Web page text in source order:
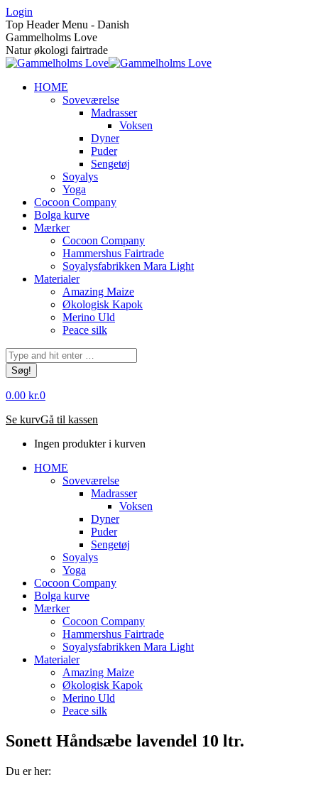
Skip
to
content
Login
Top Header Menu - Danish
Gammelholms Love
Natur økologi fairtrade
HOME
Soveværelse
Madrasser
Voksen
Dyner
Puder
Sengetøj
Soyalys
Yoga
Cocoon Company
Bolga kurve
Mærker
Cocoon Company
Hammershus Fairtrade
Soyalysfabrikken Mara Light
Materialer
Amazing Maize
Økologisk Kapok
Merino Uld
Peace silk
Søg:
0.00 kr.0
Se kurvGå til kassen
Ingen produkter i kurven
HOME
Soveværelse
Madrasser
Voksen
Dyner
Puder
Sengetøj
Soyalys
Yoga
Cocoon Company
Bolga kurve
Mærker
Cocoon Company
Hammershus Fairtrade
Soyalysfabrikken Mara Light
Materialer
Amazing Maize
Økologisk Kapok
Merino Uld
Peace silk
Sonett Håndsæbe lavendel 10 ltr.
Du er her: